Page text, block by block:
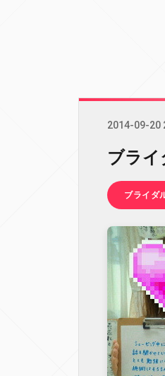
2014-09-20
ブラ
ブライダ